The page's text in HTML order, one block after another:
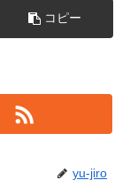
コピー
yu-jiro